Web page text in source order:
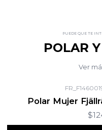
PUEDE QUE TE
POLAR
Ver
Polar Mujer